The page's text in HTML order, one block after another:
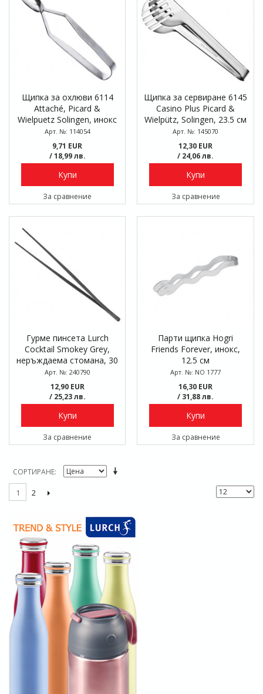
Щипка за охлюви 6114
Attaché, Picard &
Wielpuetz Solingen, инокс
Арт. №: 114054
9,71 EUR
/ 18,99 лв.
Купи
За сравнение
Щипка за сервиране 6145
Casino Plus Picard &
Wielpütz, Solingen, 23.5 см
Арт. №: 145070
12,30 EUR
/ 24,06 лв.
Купи
За сравнение
Гурме пинсета Lurch
Cocktail Smokey Grey,
неръждаема стомана, 30
см
Арт. №: 240790
12,90 EUR
/ 25,23 лв.
Купи
За сравнение
Парти щипка Hogri
Friends Forever, инокс,
12.5 см
Арт. №: NO 1777
16,30 EUR
/ 31,88 лв.
Купи
За сравнение
СОРТИРАНЕ
1 2